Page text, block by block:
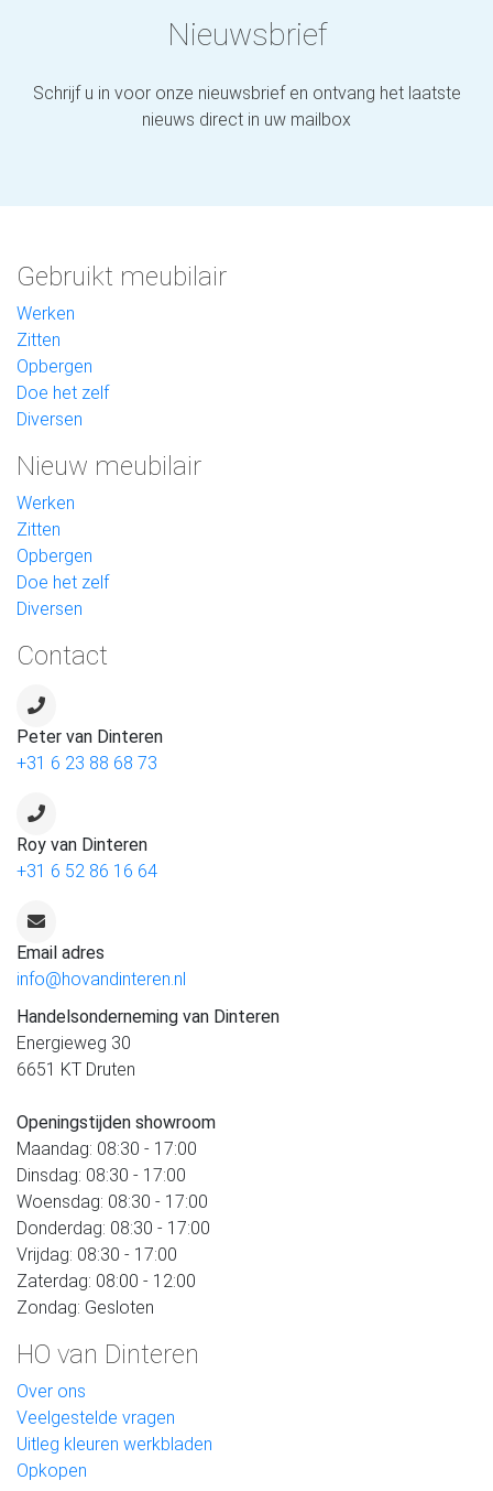
Nieuwsbrief
Schrijf u in voor onze nieuwsbrief en ontvang het laatste
nieuws direct in uw mailbox
Gebruikt meubilair
Werken
Zitten
Opbergen
Doe het zelf
Diversen
Nieuw meubilair
Werken
Zitten
Opbergen
Doe het zelf
Diversen
Contact
Peter van Dinteren
+31 6 23 88 68 73
Roy van Dinteren
+31 6 52 86 16 64
Email adres
info@hovandinteren.nl
Handelsonderneming van Dinteren
Energieweg 30
6651 KT Druten
Openingstijden showroom
Maandag: 08:30 - 17:00
Dinsdag: 08:30 - 17:00
Woensdag: 08:30 - 17:00
Donderdag: 08:30 - 17:00
Vrijdag: 08:30 - 17:00
Zaterdag: 08:00 - 12:00
Zondag: Gesloten
HO van Dinteren
Over ons
Veelgestelde vragen
Uitleg kleuren werkbladen
Opkopen